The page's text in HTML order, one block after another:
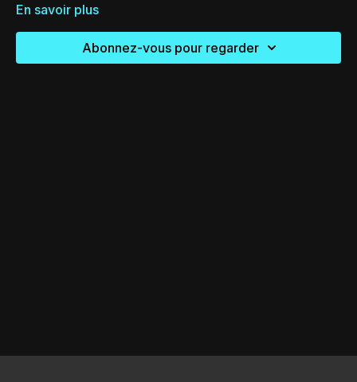
En savoir plus
Abonnez-vous pour regarder